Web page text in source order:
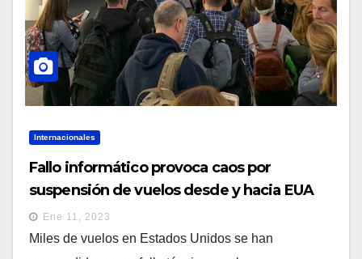
Internacionales
Fallo informático provoca caos por
suspensión de vuelos desde y hacia EUA
Ene 11, 2023
Miles de vuelos en Estados Unidos se han